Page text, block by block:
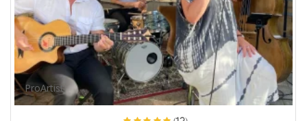
ProArtist